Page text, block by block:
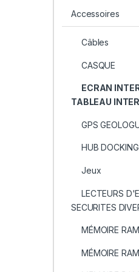
Accessoires
Câbles
CASQUE
ECRAN
TABLEAU
GPS
HUB
Jeux
LECTEURS
SECURITES
MÉMOIRE
MÉMOIRE